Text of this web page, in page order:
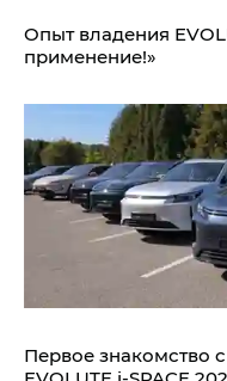
Опыт владения
применение!»
Первое знакомство